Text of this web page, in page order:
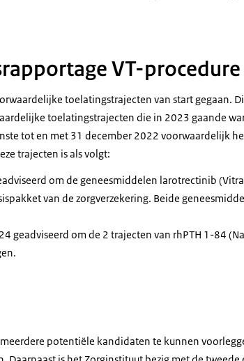
VT-procedure
toelatingstrajecten van start gegaan.
toelatingstrajecten die in 2023 gaande
tot en met 31 december 2022 voorwaardelijk
trajecten is als volgt:
om de geneesmiddelen larotrectinib
van de zorgverzekering. Beide
geadviseerd om de 2 trajecten van rhPTH 1-84
potentiële kandidaten te kunnen